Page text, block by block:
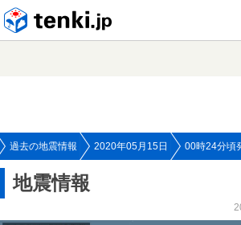
過去の地震情報 2020年05月15日 00時24分頃
地震情報